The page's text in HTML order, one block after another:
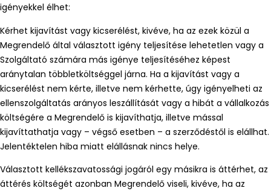
igényekkel élhet:
Kérhet kijavítást vagy kicserélést, kivéve, ha az ezek közül a
Megrendelő által választott igény teljesítése lehetetlen vagy a
Szolgáltató számára más igénye teljesítéséhez képest
aránytalan többletköltséggel járna. Ha a kijavítást vagy a
kicserélést nem kérte, illetve nem kérhette, úgy igényelheti az
ellenszolgáltatás arányos leszállítását vagy a hibát a vállalkozás
költségére a Megrendelő is kijavíthatja, illetve mással
kijavíttathatja vagy – végső esetben – a szerződéstől is elállhat.
Jelentéktelen hiba miatt elállásnak nincs helye.
Választott kellékszavatossági jogáról egy másikra is áttérhet, az
áttérés költségét azonban Megrendelő viseli, kivéve, ha az